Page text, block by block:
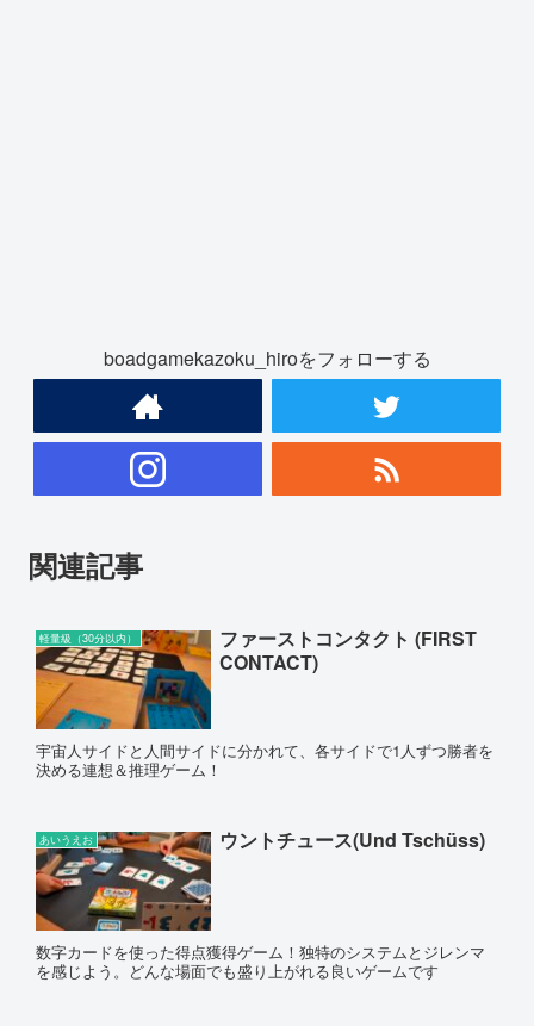
boadgamekazoku_hiroをフォローする
関連記事
軽量級（30分以内）
ファーストコンタクト (FIRST
CONTACT)
宇宙人サイドと人間サイドに分かれて、各サイドで1人ずつ勝者を
決める連想＆推理ゲーム！
あいうえお ウントチュース(Und Tschüss)
数字カードを使った得点獲得ゲーム！独特のシステムとジレンマ
を感じよう。どんな場面でも盛り上がれる良いゲームです